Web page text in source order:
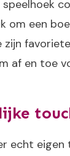
om een
zijn
af en toe
echt eigen